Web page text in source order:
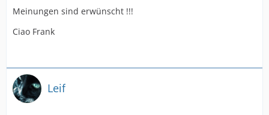
Meinungen sind erwünscht !!!
Ciao Frank
Leif